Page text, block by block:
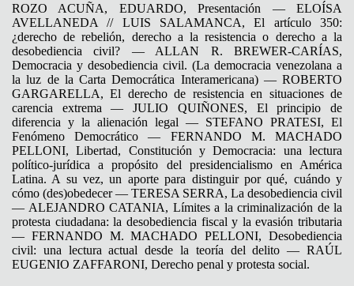
ROZO ACUÑA, EDUARDO, Presentación — ELOÍSA
AVELLANEDA // LUIS SALAMANCA, El artículo 350:
¿derecho de rebelión, derecho a la resistencia o derecho a la
desobediencia civil? — ALLAN R. BREWER-CARÍAS,
Democracia y desobediencia civil. (La democracia venezolana a
la luz de la Carta Democrática Interamericana) — ROBERTO
GARGARELLA, El derecho de resistencia en situaciones de
carencia extrema — JULIO QUIÑONES, El principio de
diferencia y la alienación legal — STEFANO PRATESI, El
Fenómeno Democrático — FERNANDO M. MACHADO
PELLONI, Libertad, Constitución y Democracia: una lectura
político-jurídica a propósito del presidencialismo en América
Latina. A su vez, un aporte para distinguir por qué, cuándo y
cómo (des)obedecer — TERESA SERRA, La desobediencia civil
— ALEJANDRO CATANIA, Límites a la criminalización de la
protesta ciudadana: la desobediencia fiscal y la evasión tributaria
— FERNANDO M. MACHADO PELLONI, Desobediencia
civil: una lectura actual desde la teoría del delito — RAÚL
EUGENIO ZAFFARONI, Derecho penal y protesta social.